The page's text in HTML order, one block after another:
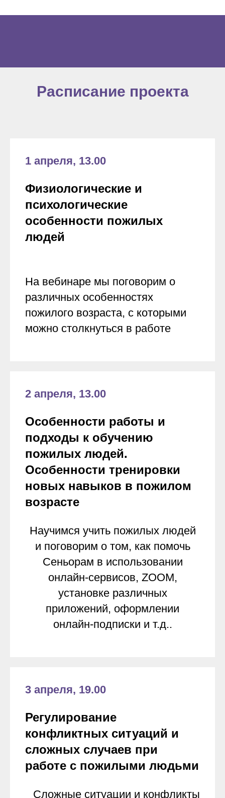
Расписание проекта
1 апреля, 13.00
Физиологические и
психологические
особенности пожилых
людей
На вебинаре мы поговорим о
различных особенностях
пожилого возраста, с которыми
можно столкнуться в работе
2 апреля, 13.00
Особенности работы и
подходы к обучению
пожилых людей.
Особенности тренировки
новых навыков в пожилом
возрасте
Научимся учить пожилых людей
и поговорим о том, как помочь
Сеньорам в использовании
онлайн-сервисов, ZOOM,
установке различных
приложений, оформлении
онлайн-подписки и т.д..
3 апреля, 19.00
Регулирование
конфликтных ситуаций и
сложных случаев при
работе с пожилыми людьми
Сложные ситуации и конфликты